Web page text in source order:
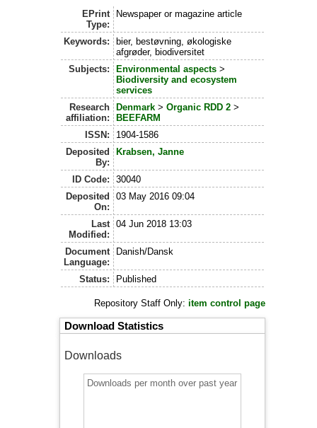
EPrint
Type:
Newspaper or magazine article
Keywords:
bier, bestøvning, økologiske
afgrøder, biodiversitet
Subjects:
Environmental aspects >
Biodiversity and ecosystem
services
Research
affiliation:
Denmark >Organic RDD 2 >
BEEFARM
ISSN:
1904-1586
Deposited
By:
Krabsen, Janne
ID Code:
30040
Deposited
On:
03 May 2016 09:04
Last
Modified:
04 Jun 2018 13:03
Document
Language:
Danish/Dansk
Status: Published
Repository Staff Only: item control page
Download Statistics
Downloads
Downloads per month over past year